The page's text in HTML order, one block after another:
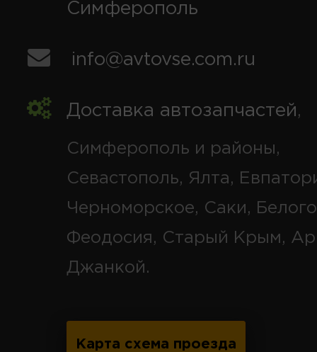
Симферополь
info@avtovse.com.ru
Доставка автозапчастей,
Симферополь и районы,
Севастополь, Ялта,
Черноморское, Саки,
Феодосия, Старый Крым,
Джанкой.
Карта схема проезда